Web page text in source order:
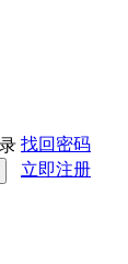
找回密码
立即注册